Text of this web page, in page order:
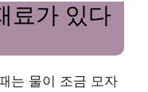
료가 있다
는 물이 조금 모자